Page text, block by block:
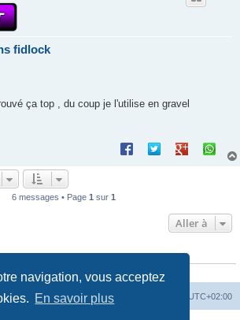
navigation, vous acceptez
En savoir plus
fidlock
ça top , du coup je l'utilise en gravel
6 messages • Page 1 sur 1
Aller à
: Semrush [Bot] et 19 invités
UTC+02:00